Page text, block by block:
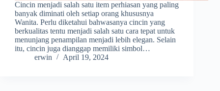
Cincin menjadi salah satu item perhiasan yang paling
banyak diminati oleh setiap orang khususnya
Wanita. Perlu diketahui bahwasanya cincin yang
berkualitas tentu menjadi salah satu cara tepat untuk
menunjang penampilan menjadi lebih elegan. Selain
itu, cincin juga dianggap memiliki simbol…
erwin
April 19, 2024